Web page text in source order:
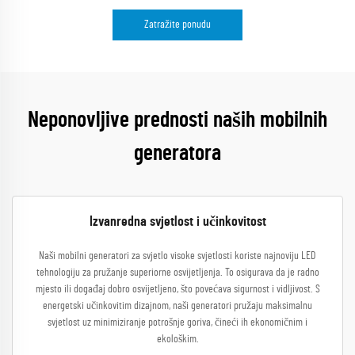
Zatražite ponudu
Neponovljive prednosti naših mobilnih
generatora
Izvanredna svjetlost i učinkovitost
Naši mobilni generatori za svjetlo visoke svjetlosti koriste najnoviju LED
tehnologiju za pružanje superiorne osvijetljenja. To osigurava da je radno
mjesto ili događaj dobro osvijetljeno, što povećava sigurnost i vidljivost. S
energetski učinkovitim dizajnom, naši generatori pružaju maksimalnu
svjetlost uz minimiziranje potrošnje goriva, čineći ih ekonomičnim i
ekološkim.